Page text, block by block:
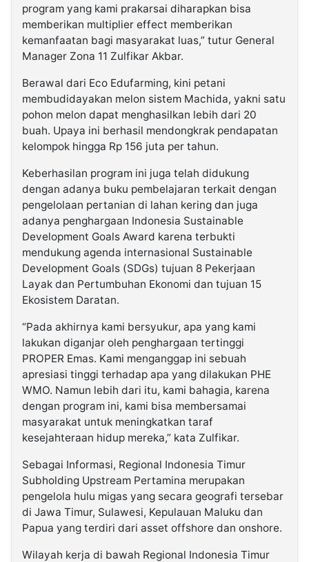
program yang kami prakarsai diharapkan bisa
memberikan multiplier effect memberikan
kemanfaatan bagi masyarakat luas,” tutur General
Manager Zona 11 Zulfikar Akbar.
Berawal dari Eco Edufarming, kini petani
membudidayakan melon sistem Machida, yakni satu
pohon melon dapat menghasilkan lebih dari 20
buah. Upaya ini berhasil mendongkrak pendapatan
kelompok hingga Rp 156 juta per tahun.
Keberhasilan program ini juga telah didukung
dengan adanya buku pembelajaran terkait dengan
pengelolaan pertanian di lahan kering dan juga
adanya penghargaan Indonesia Sustainable
Development Goals Award karena terbukti
mendukung agenda internasional Sustainable
Development Goals (SDGs) tujuan 8 Pekerjaan
Layak dan Pertumbuhan Ekonomi dan tujuan 15
Ekosistem Daratan.
“Pada akhirnya kami bersyukur, apa yang kami
lakukan diganjar oleh penghargaan tertinggi
PROPER Emas. Kami menganggap ini sebuah
apresiasi tinggi terhadap apa yang dilakukan PHE
WMO. Namun lebih dari itu, kami bahagia, karena
dengan program ini, kami bisa membersamai
masyarakat untuk meningkatkan taraf
kesejahteraan hidup mereka,” kata Zulfikar.
Sebagai Informasi, Regional Indonesia Timur
Subholding Upstream Pertamina merupakan
pengelola hulu migas yang secara geografi tersebar
di Jawa Timur, Sulawesi, Kepulauan Maluku dan
Papua yang terdiri dari asset offshore dan onshore.
Wilayah kerja di bawah Regional Indonesia Timur